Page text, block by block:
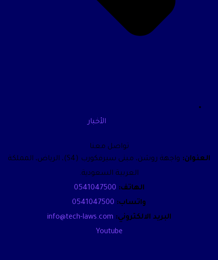
الأخبار
تواصل معنا
العنوان:
واجهة روشن، مبنى سيرفكورب (S4)، الرياض، المملكة
العربية السعودية.
الهاتف: 0541047500
واتساب: 0541047500
البريد الالكتروني: info@tech-laws.com
Youtube